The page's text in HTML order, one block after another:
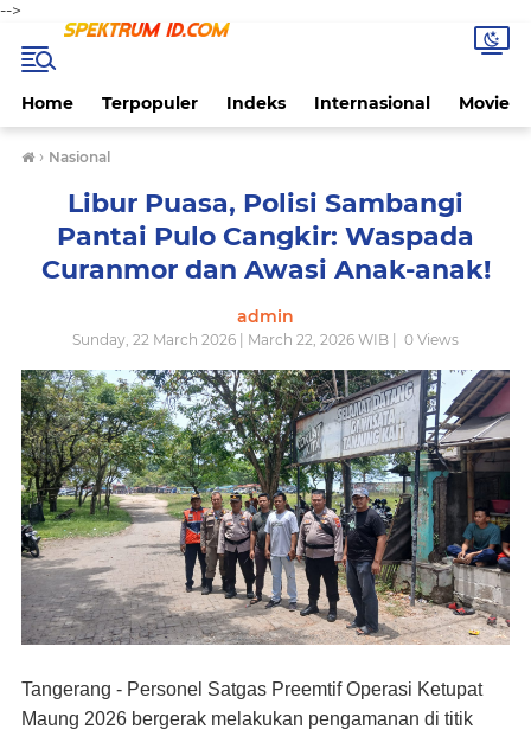
-->
Home Terpopuler Indeks Internasional Movie
› Nasional
Libur Puasa, Polisi Sambangi
Pantai Pulo Cangkir: Waspada
Curanmor dan Awasi Anak-anak!
admin
Sunday, 22 March 2026 | March 22, 2026 WIB | 0 Views
Tangerang - Personel Satgas Preemtif Operasi Ketupat
Maung 2026 bergerak melakukan pengamanan di titik